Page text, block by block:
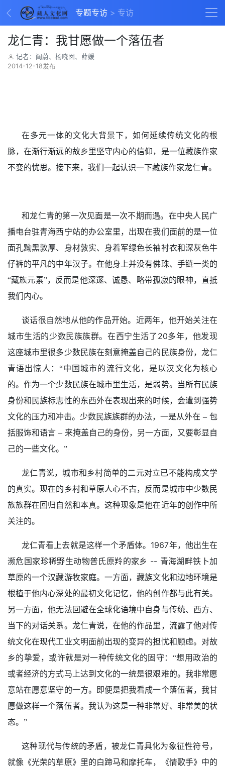
专题专访 专访
龙仁青：我甘愿做一个落伍者
记者：阎蔚、杨晓囡、薛媛
2014-12-18发布
在多元一体的文化大背景下，如何延续传统文化的根
脉，在渐行渐远的故乡里坚守内心的信仰，是一位藏族作家
不变的忧思。接下来，我们一起认识一下藏族作家龙仁青。
和龙仁青的第一次见面是一次不期而遇。在中央人民广
播电台驻青海西宁站的办公室里，出现在我们面前的是一位
面孔黝黑敦厚、身材敦实、身着军绿色长袖衬衣和深灰色牛
仔裤的平凡的中年汉子。在他身上并没有佛珠、手链一类的
“藏族元素”，反而是他深邃、诚恳、略带孤寂的眼神，直抵
我们内心。
谈话很自然地从他的作品开始。近两年，他开始关注在
城市生活的少数民族族群。在西宁生活了 20多年，他发现
这座城市里很多少数民族在刻意掩盖自己的民族身份，龙仁
青语出惊人：“中国城市的流行文化，是以汉文化为核心
的。作为一个少数民族在城市里生活，是弱势。当所有民族
身份和民族标志性的东西外在表现出来的时候，会遭到强势
文化的压力和冲击。少数民族族群的办法，一是从外在 – 包
括服饰和语言 – 来掩盖自己的身份，另一方面，又要彰显自
己的一些文化。”
龙仁青说，城市和乡村简单的二元对立已不能构成文学
的真实。现在的乡村和草原人心不古，反而是城市中少数民
族族群在回归自然和本真。这种现象是他在近年的创作中所
关注的。
龙仁青看上去就是这样一个矛盾体。 1967年，他出生在
濒危国家珍稀野生动物普氏原羚的家乡 -- 青海湖畔铁卜加
草原的一个汉藏游牧家庭。一方面，藏族文化和边地环境是
根植于他内心深处的最初文化记忆，他的创作都与此有关。
另一方面，他无法回避在全球化语境中自身与传统、西方、
当下的对话关系。龙仁青说，在他的作品里，流露了他对传
统文化在现代工业文明面前出现的变异的担忧和顾虑。对故
乡的挚爱，或许就是对一种传统文化的固守：“想用政治的
或者经济的方式马上达到文化的一统是很艰难的。我非常愿
意站在愿意坚守的一方。即便是把我看成一个落伍者，我甘
愿做这样一个落伍者。我认为这是一种非常好、非常美的状
态。”
这种现代与传统的矛盾，被龙仁青具化为象征性符号，
就像《光荣的草原》里的白蹄马和摩托车，《情歌手》中的